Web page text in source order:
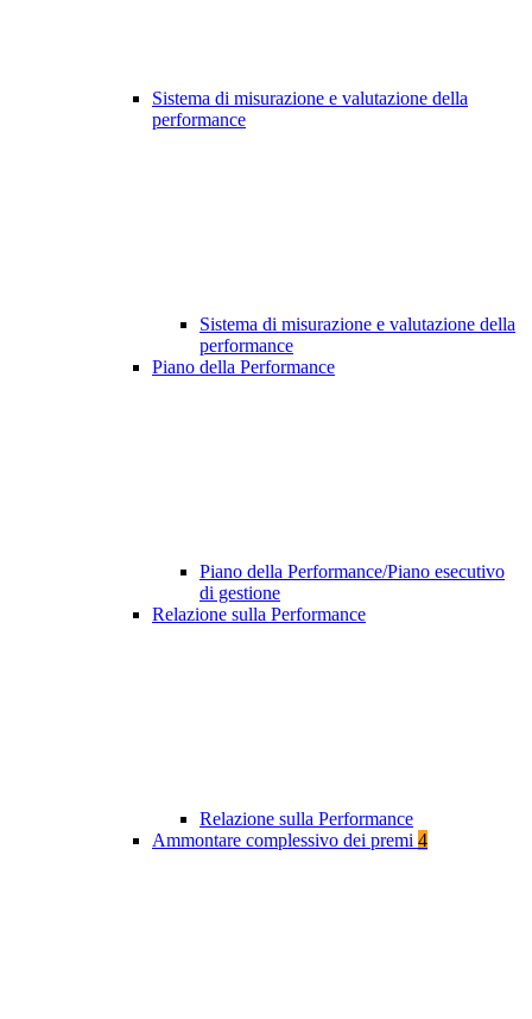
Sistema di misurazione e valutazione della
performance
Sistema di misurazione e valutazione della
performance
Piano della Performance
Piano della Performance/Piano esecutivo
di gestione
Relazione sulla Performance
Relazione sulla Performance
Ammontare complessivo dei premi 4